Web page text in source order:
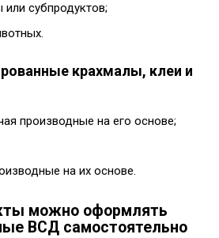
субпродуктов;
крахмалы, клеи и
производные на его основе;
на их основе.
можно оформлять
ВСД самостоятельно